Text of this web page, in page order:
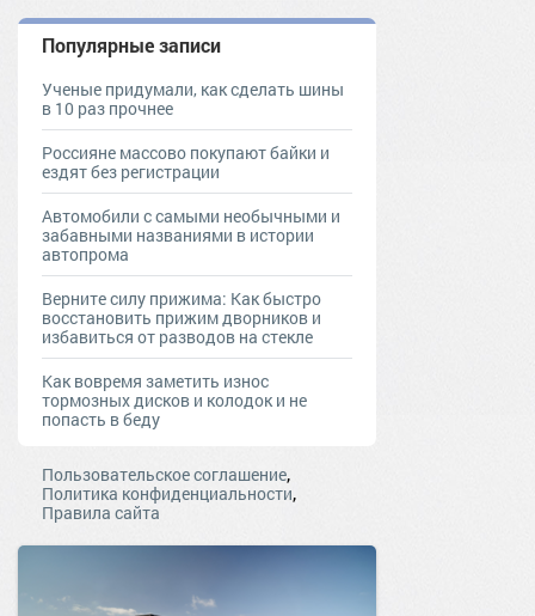
Популярные записи
Ученые придумали, как сделать шины
в 10 раз прочнее
Россияне массово покупают байки и
ездят без регистрации
Автомобили с самыми необычными и
забавными названиями в истории
автопрома
Верните силу прижима: Как быстро
восстановить прижим дворников и
избавиться от разводов на стекле
Как вовремя заметить износ
тормозных дисков и колодок и не
попасть в беду
Пользовательское соглашение,
Политика конфиденциальности,
Правила сайта